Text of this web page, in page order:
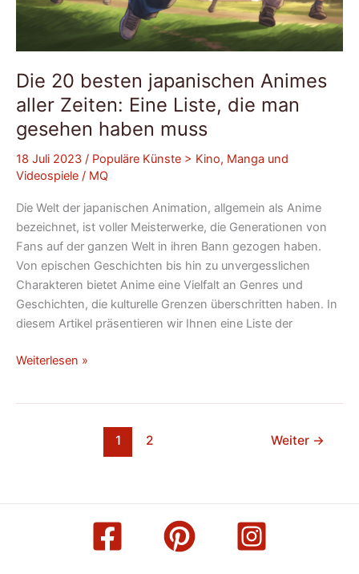
Die 20 besten japanischen Animes
aller Zeiten: Eine Liste, die man
gesehen haben muss
18 Juli 2023 / Populäre Künste > Kino, Manga und
Videospiele / MQ
Die Welt der japanischen Animation, allgemein als Anime
bezeichnet, ist voller Meisterwerke, die Generationen von
Fans auf der ganzen Welt in ihren Bann gezogen haben.
Von epischen Geschichten bis hin zu unvergesslichen
Charakteren bietet Anime eine Vielfalt an Genres und
Geschichten, die kulturelle Grenzen überschritten haben. In
diesem Artikel präsentieren wir Ihnen eine Liste der
Weiterlesen »
1 2 Weiter →